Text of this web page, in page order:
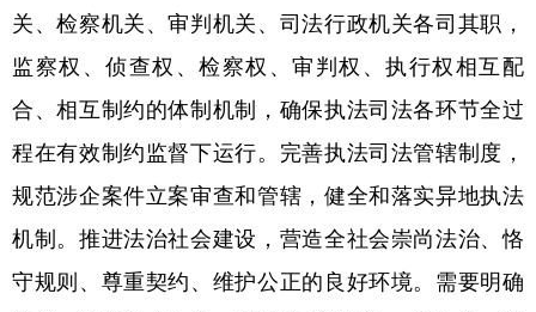
多语种频道
English Español Français عربى
Русский язык 日本語 한국어
Deutsch Português
关、检察机关、审判机关、司法行政机关各司其职，
监察权、侦查权、检察权、审判权、执行权相互配
合、相互制约的体制机制，确保执法司法各环节全过
程在有效制约监督下运行。完善执法司法管辖制度，
规范涉企案件立案审查和管辖，健全和落实异地执法
机制。推进法治社会建设，营造全社会崇尚法治、恪
守规则、尊重契约、维护公正的良好环境。需要明确